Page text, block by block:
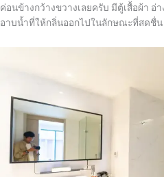
ค่อนข้างกว้างขวางเลยครับ มีตู้เสื้อผ้า อ่
อาบน้ำที่ให้กลิ่นออกไปในลักษณะที่สดชื่น